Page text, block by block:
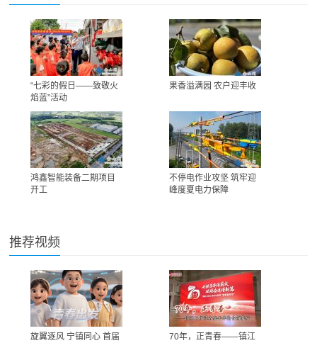
“七彩的假日——致敬火
焰蓝”活动
果香溢满园 农户迎丰收
鸿鑫智能装备二期项目
开工
不停电作业攻坚 筑牢迎
峰度夏电力保障
推荐视频
旋翼逐风 宁镇同心 首届
70年，正青春——镇江